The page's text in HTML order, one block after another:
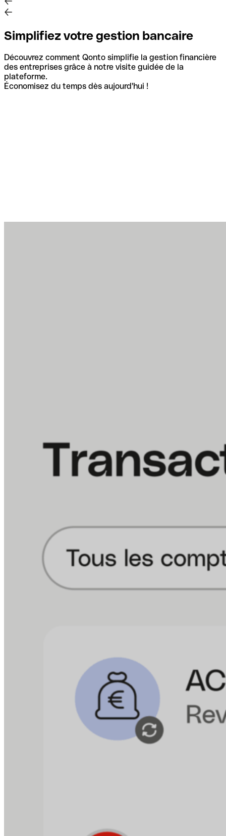
Simplifiez votre gestion bancaire
Découvrez comment Qonto simplifie la gestion financière
des entreprises grâce à notre visite guidée de la
plateforme.
Économisez du temps dès aujourd'hui !